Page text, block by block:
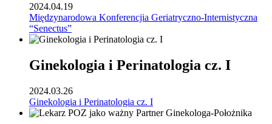
2024.04.19
Międzynarodowa Konferencjia Geriatryczno-Internistyczna
“Senectus”
Ginekologia i Perinatologia cz. I
2024.03.26
Ginekologia i Perinatologia cz. I